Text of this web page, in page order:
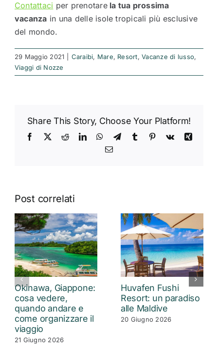
Contattaci per prenotarela tua prossima
vacanza in una delle isole tropicali più esclusive
del mondo.
29 Maggio 2021 Caraibi, Mare, Resort,Vacanze di lusso,
Viaggi di Nozze
Share This Story, Choose Your Platform!
Facebook
X RedditLinkedInWhatsApp
TelegramTumblr Pinterest
Vk
Xing
Email
Post correlati
Okinawa, Giappone:
cosa vedere,
quando andare e
come organizzare il
viaggio
21 Giugno 2026
Huvafen Fushi
Resort: un paradiso
alle Maldive
20 Giugno 2026